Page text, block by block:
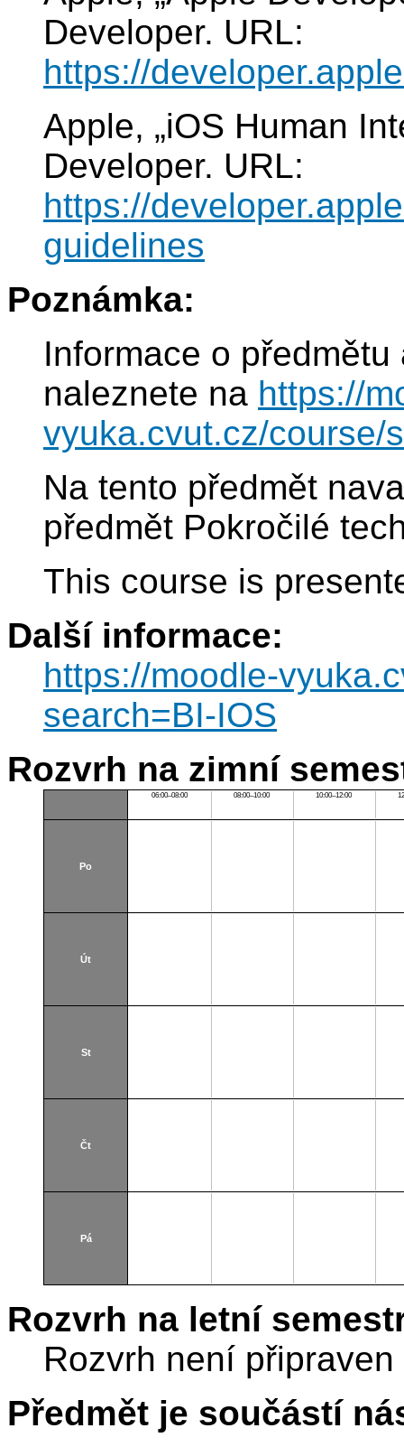
Developer. URL:
https://
Apple, „iOS Human
Developer. URL:
https://
guidelines
Poznámka:
Informace o
naleznete na https://
vyuka.cvut.cz/course/
Na tento předmět
předmět Pokročilé
This course is
Další informace:
https://moodle-
search=BI-IOS
Rozvrh na zimní
06:00–08:00 08:00–10:00 10:00–12:00
Po
Út
St
Čt
Pá
Rozvrh na letní
Rozvrh není připraven
Předmět je součástí